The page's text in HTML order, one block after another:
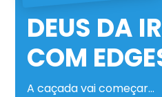
DEUS DA
COM
A caçada vai começar…